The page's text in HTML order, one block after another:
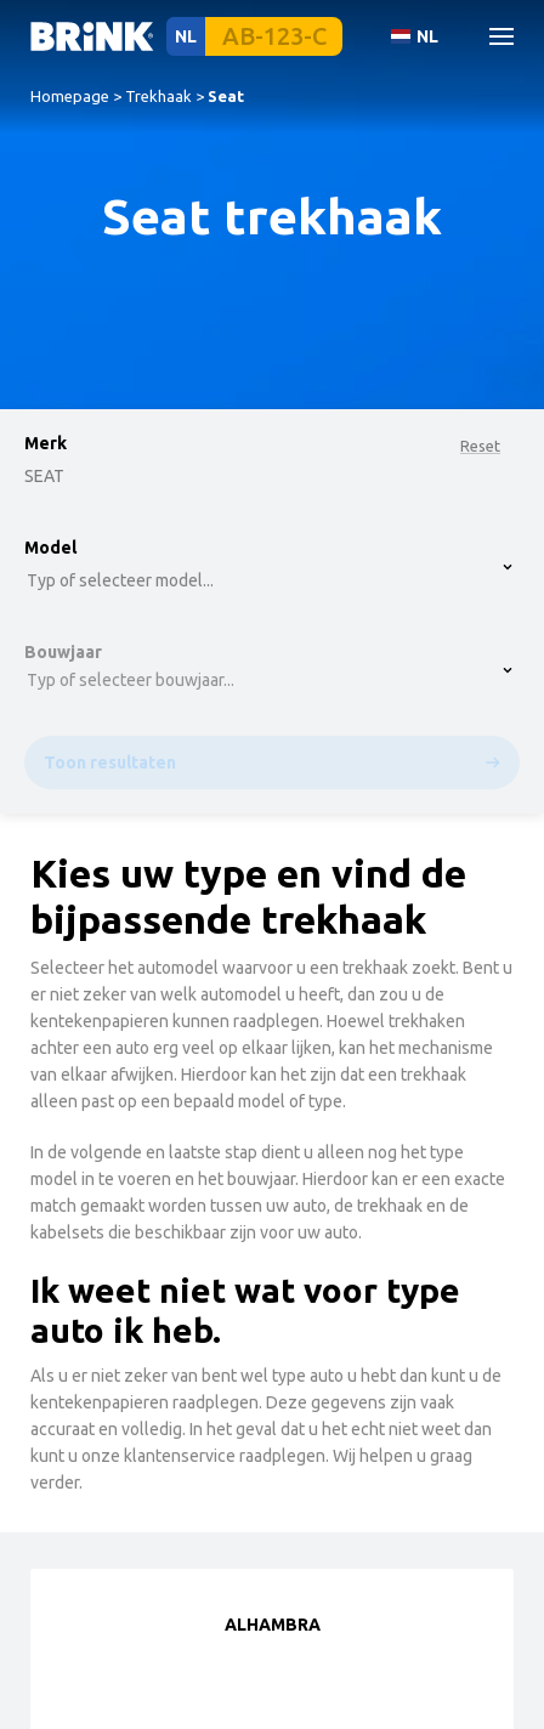
NL NL
Homepage > Trekhaak > Seat
Seat trekhaak
Reset
Merk
SEAT
option , selected.
Model
Typ of selecteer model...
Bouwjaar
Typ of selecteer bouwjaar...
Toon resultaten
Kies uw type en vind de
bijpassende trekhaak
Selecteer het automodel waarvoor u een trekhaak zoekt. Bent u
er niet zeker van welk automodel u heeft, dan zou u de
kentekenpapieren kunnen raadplegen. Hoewel trekhaken
achter een auto erg veel op elkaar lijken, kan het mechanisme
van elkaar afwijken. Hierdoor kan het zijn dat een trekhaak
alleen past op een bepaald model of type.
In de volgende en laatste stap dient u alleen nog het type
model in te voeren en het bouwjaar. Hierdoor kan er een exacte
match gemaakt worden tussen uw auto, de trekhaak en de
kabelsets die beschikbaar zijn voor uw auto.
Ik weet niet wat voor type
auto ik heb.
Als u er niet zeker van bent wel type auto u hebt dan kunt u de
kentekenpapieren raadplegen. Deze gegevens zijn vaak
accuraat en volledig. In het geval dat u het echt niet weet dan
kunt u onze klantenservice raadplegen. Wij helpen u graag
verder.
ALHAMBRA